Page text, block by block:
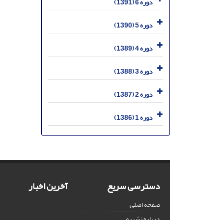
دوره 5 (1390)
دوره 4 (1389)
دوره 3 (1388)
دوره 2 (1387)
دوره 1 (1386)
دسترسی سریع
صفحه اصلی
آخرین اخبار